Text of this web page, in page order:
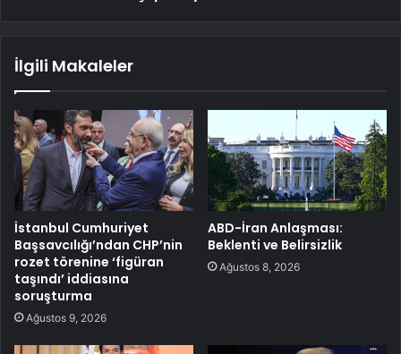
İlgili Makaleler
İstanbul Cumhuriyet
Başsavcılığı’ndan CHP’nin
rozet törenine ‘figüran
taşındı’ iddiasına
soruşturma
Ağustos 9, 2026
ABD-İran Anlaşması:
Beklenti ve Belirsizlik
Ağustos 8, 2026